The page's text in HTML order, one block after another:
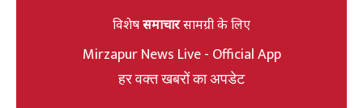
विशेषसमाचारसामग्री के लिए
Mirzapur News Live - Official App
हर वक्त खबरों का अपडेट